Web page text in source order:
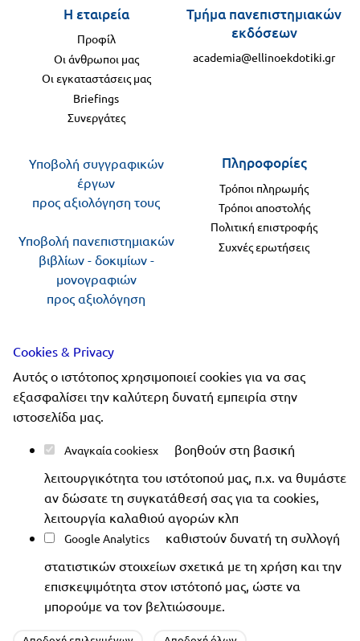
Η εταιρεία
Προφίλ
Οι άνθρωποι μας
Οι εγκαταστάσεις μας
Briefings
Συνεργάτες
Τμήμα πανεπιστημιακών
εκδόσεων
academia@ellinoekdotiki.gr
Πληροφορίες
Τρόποι πληρωμής
Τρόποι αποστολής
Πολιτική επιστροφής
Συχνές ερωτήσεις
Υποβολή συγγραφικών
έργων
προς αξιολόγηση τους
Υποβολή πανεπιστημιακών
βιβλίων - δοκιμίων -
μονογραφιών
προς αξιολόγηση
Copyright 2019-2026 ellinoekdotiki.gr - All rights
Ασφάλεια συναλλαγών
Cookies & Privacy
Αυτός ο ιστότοπος χρησιμοποιεί cookies για να σας
εξασφαλίσει την καλύτερη δυνατή εμπειρία στην
ιστοσελίδα μας.
Αναγκαία cookies
βοηθούν στη βασική
λειτουργικότητα του ιστότοπού μας, π.χ. να θυμάστε
αν δώσατε τη συγκατάθεσή σας για τα cookies,
λειτουργία καλαθιού αγορών κλπ
Google Analytics
καθιστούν δυνατή τη συλλογή
στατιστικών στοιχείων σχετικά με τη χρήση και την
επισκεψιμότητα στον ιστότοπό μας, ώστε να
μπορούμε να τον βελτιώσουμε.